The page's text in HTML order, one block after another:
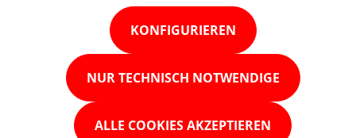
NUR TECHNISCH NOTWENDIGE
KONFIGURIEREN
ALLE COOKIES AKZEPTIEREN